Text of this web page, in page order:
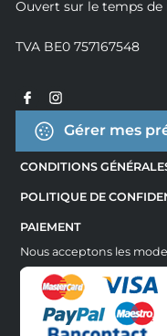
Ouvert sur le temps de
TVA BE0 757167548
Gérer mes
CONDITIONS
POLITIQUE DE
PAIEMENT
Nous acceptons les